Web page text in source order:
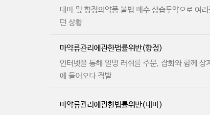
대마 및 향정의약품 불법 매수 상습투약으로 여
던 상황
마약류관리에관한법률위반(향정)
인터넷을 통해 일명 러쉬를 주문, 잡화와 함께 상
에 들어오다 적발
마약류관리에관한법률위반(대마)